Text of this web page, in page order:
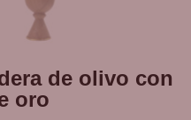
de olivo con
oro